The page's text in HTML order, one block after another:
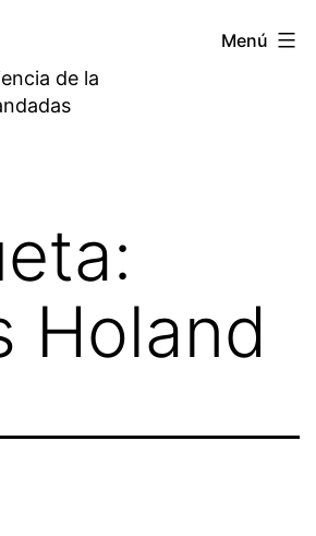
de la
Menú
Holand